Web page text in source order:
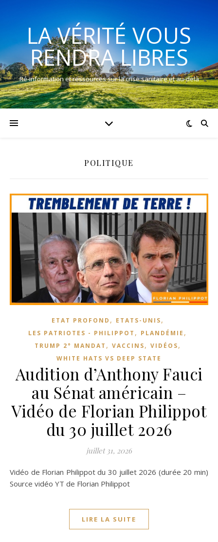
LA VÉRITÉ VOUS
RENDRA LIBRES
Ré-information et ressources sur la crise sanitaire et au-delà
POLITIQUE
ETAT PROFOND , ETATS-UNIS,
LES PATRIOTES - PHILIPPOT , PLANDÉMIE ,
TRUMP 2° MANDAT , VACCINS, VIDÉOS,
WHITE HATS VS DEEP STATE
Audition d’Anthony Fauci
au Sénat américain –
Vidéo de Florian Philippot
du 30 juillet 2026
juillet 31, 2026
Vidéo de Florian Philippot du 30 juillet 2026 (durée 20 min)
Source vidéo YT de Florian Philippot
LIRE LA SUITE